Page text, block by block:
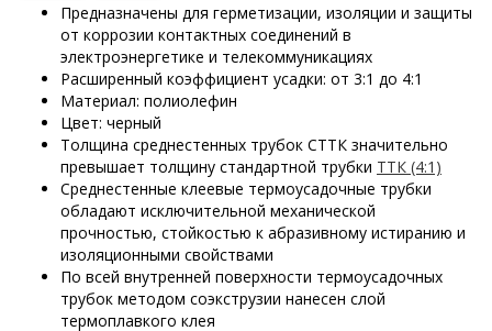
Предназначены для герметизации, изоляции и защиты
от коррозии контактных соединений в
электроэнергетике и телекоммуникациях
Расширенный коэффициент усадки: от 3:1 до 4:1
Материал: полиолефин
Цвет: черный
Толщина среднестенных трубок СТТК значительно
превышает толщину стандартной трубки ТТК (4:1)
Среднестенные клеевые термоусадочные трубки
обладают исключительной механической
прочностью, стойкостью к абразивному истиранию и
изоляционными свойствами
По всей внутренней поверхности термоусадочных
трубок методом соэкструзии нанесен слой
термоплавкого клея